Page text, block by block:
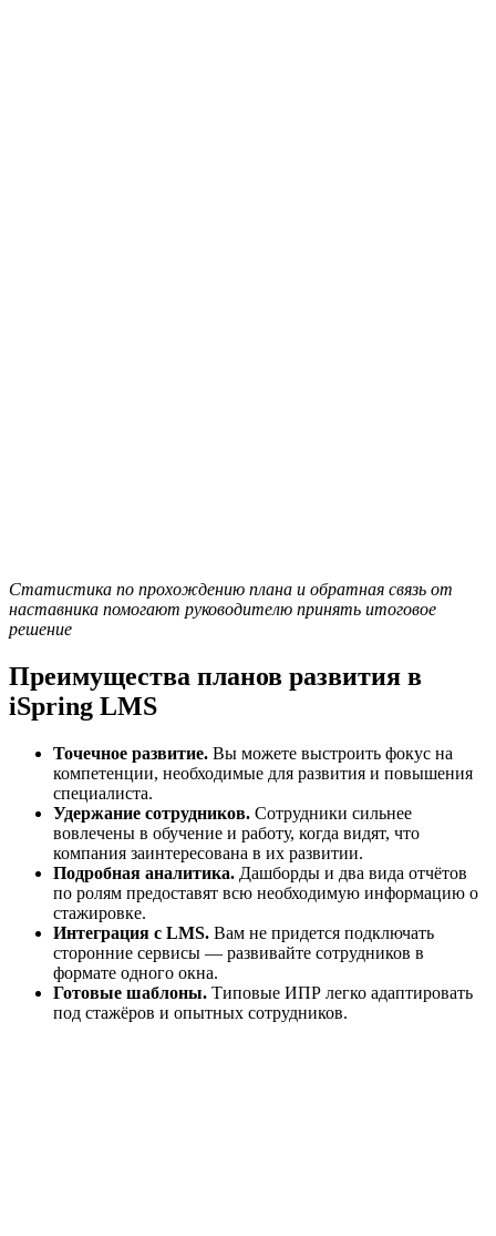
Статистика по прохождению плана и обратная связь от
наставника помогают руководителю принять итоговое
решение
Преимущества планов развития в
iSpring LMS
Точечное развитие. Вы можете выстроить фокус на
компетенции, необходимые для развития и повышения
специалиста.
Удержание сотрудников. Сотрудники сильнее
вовлечены в обучение и работу, когда видят, что
компания заинтересована в их развитии.
Подробная аналитика. Дашборды и два вида отчётов
по ролям предоставят всю необходимую информацию о
стажировке.
Интеграция с LMS. Вам не придется подключать
сторонние сервисы — развивайте сотрудников в
формате одного окна.
Готовые шаблоны. Типовые ИПР легко адаптировать
под стажёров и опытных сотрудников.